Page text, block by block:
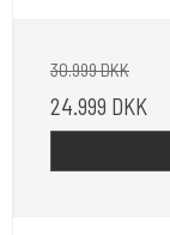
30.999 DKK
24.999 DKK